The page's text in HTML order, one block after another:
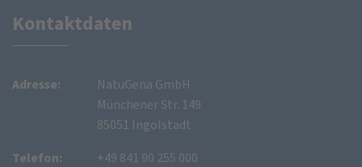
Kontaktdaten
Adresse:
NatuGena GmbH
Münchener Str. 149
85051 Ingolstadt
Telefon:
+49 841 90 255 000